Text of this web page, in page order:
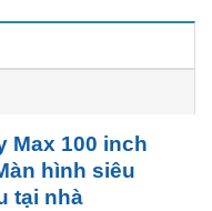
Max 100 inch
hình siêu
tại nhà